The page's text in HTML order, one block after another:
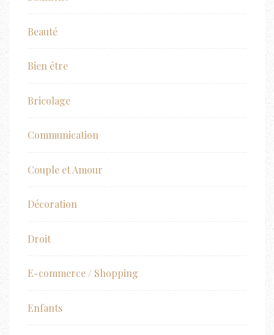
Beauté
Bien être
Bricolage
Communication
Couple et Amour
Décoration
Droit
E-commerce / Shopping
Enfants